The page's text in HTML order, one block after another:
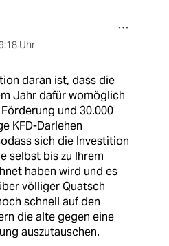
Uhr
daran ist, dass die
Jahr dafür womöglich
Förderung und 30.000
KFD-Darlehen
sich die Investition
selbst bis zu Ihrem
haben wird und es
völliger Quatsch
schnell auf den
die alte gegen eine
auszutauschen.